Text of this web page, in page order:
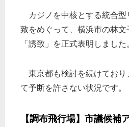
カジノを中核とする統合型
致をめぐって、横浜市の林文
「誘致」を正式表明しました
東京都も検討を続けており
て予断を許さない状況です。
【調布飛行場】市議候補